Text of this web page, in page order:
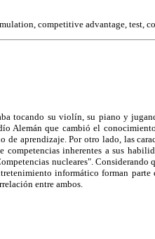
competitive advantage, test,
tocando su violín, su piano y
Alemán que cambió el
de aprendizaje. Por otro lado, las
inherentes a sus
nucleares".
informático forman
entre ambos.